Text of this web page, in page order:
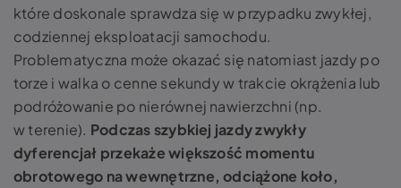
które doskonale sprawdza się w przypadku zwykłej,
codziennej eksploatacji samochodu.
Problematyczna może okazać się natomiast jazdy po
torze i walka o cenne sekundy w trakcie okrążenia lub
podróżowanie po nierównej nawierzchni (np.
w terenie). Podczas szybkiej jazdy zwykły
dyferencjał przekaże większość momentu
obrotowego na wewnętrzne, odciążone koło,